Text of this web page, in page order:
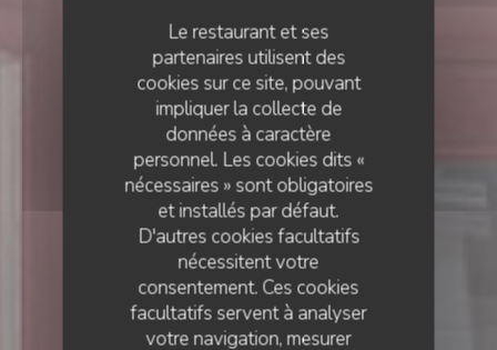
Le restaurant et ses
partenaires utilisent des
cookies sur ce site, pouvant
impliquer la collecte de
données à caractère
personnel. Les cookies dits «
nécessaires » sont obligatoires
et installés par défaut.
D'autres cookies facultatifs
nécessitent votre
consentement. Ces cookies
facultatifs servent à analyser
votre navigation, mesurer